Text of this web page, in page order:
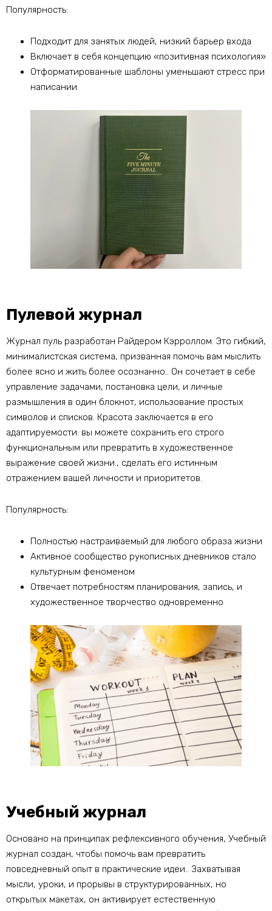
Популярность:
Подходит для занятых людей, низкий барьер входа
Включает в себя концепцию «позитивная психология»
Отформатированные шаблоны уменьшают стресс при
написании
Пулевой журнал
Журнал пуль разработан Райдером Кэрроллом. Это гибкий,
минималистская система, призванная помочь вам мыслить
более ясно и жить более осознанно.. Он сочетает в себе
управление задачами, постановка цели, и личные
размышления в один блокнот, использование простых
символов и списков. Красота заключается в его
адаптируемости: вы можете сохранить его строго
функциональным или превратить в художественное
выражение своей жизни., сделать его истинным
отражением вашей личности и приоритетов.
Популярность:
Полностью настраиваемый для любого образа жизни
Активное сообщество рукописных дневников стало
культурным феноменом
Отвечает потребностям планирования, запись, и
художественное творчество одновременно
Учебный журнал
Основано на принципах рефлексивного обучения, Учебный
журнал создан, чтобы помочь вам превратить
повседневный опыт в практические идеи.. Захватывая
мысли, уроки, и прорывы в структурированных, но
открытых макетах, он активирует естественную